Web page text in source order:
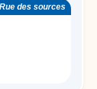
des sources